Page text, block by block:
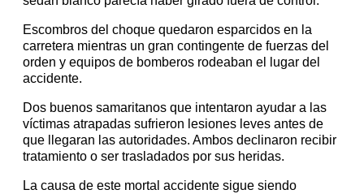
Escombros del choque quedaron esparcidos en la
carretera mientras un gran contingente de fuerzas del
orden y equipos de bomberos rodeaban el lugar del
accidente.
Dos buenos samaritanos que intentaron ayudar a las
víctimas atrapadas sufrieron lesiones leves antes de
que llegaran las autoridades. Ambos declinaron recibir
tratamiento o ser trasladados por sus heridas.
La causa de este mortal accidente sigue siendo